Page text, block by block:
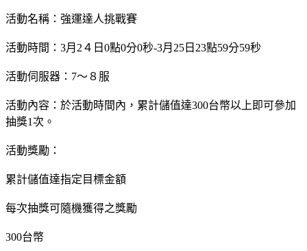
活動名稱：強運達人挑戰賽
活動時間：3月2４日0點0分0秒-3月25日23點59分59秒
活動伺服器：7～８服
活動內容：於活動時間內，累計儲值達300台幣以上即可參加
抽獎1次。
活動獎勵：
累計儲值達指定目標金額
每次抽獎可隨機獲得之獎勵
300台幣